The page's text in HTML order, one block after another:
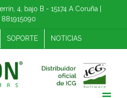
4, bajo B - 15174 A Coruña |
881915090
SOPORTE NOTICIAS